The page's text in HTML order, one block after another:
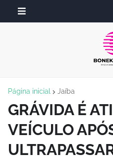
Página inicial Jaíba
GRÁVIDA É
VEÍCULO